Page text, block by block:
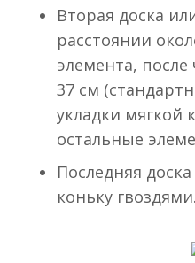
Вторая доска
расстоянии
элемента,
37 см
укладки мягкой
остальные
Последняя
коньку гвоздями.